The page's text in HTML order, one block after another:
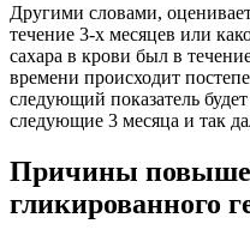
Другими словами,
течение 3-х месяцев или
сахара в крови был в
времени происходит
следующий показатель
следующие 3 месяца и так
Причины
гликированного